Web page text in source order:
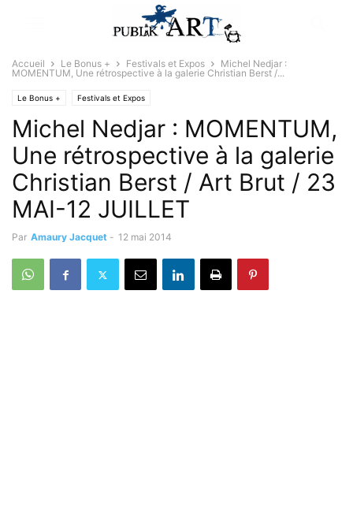
Accueil Le Bonus + Festivals et Expos
Michel Nedjar :
MOMENTUM, Une rétrospective à la galerie Christian Berst /...
Le Bonus + Festivals et Expos
Michel Nedjar : MOMENTUM,
Une rétrospective à la galerie
Christian Berst / Art Brut / 23
MAI-12 JUILLET
Par Amaury Jacquet - 12 mai 2014